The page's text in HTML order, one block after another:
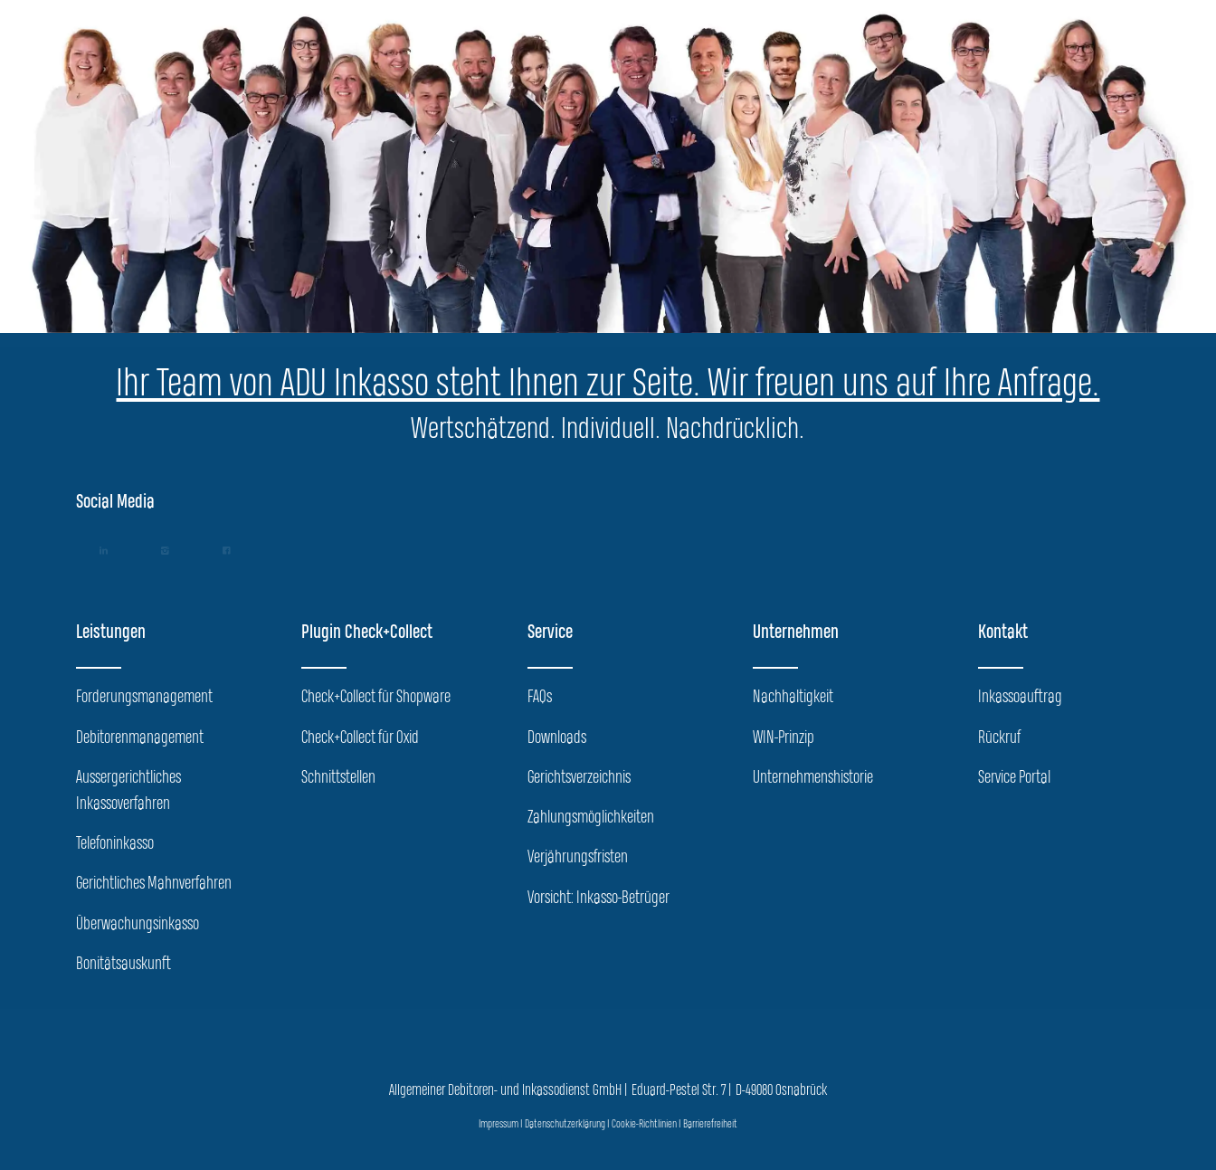
Ihr Team von ADU Inkasso steht Ihnen zur Seite. Wir freuen uns auf Ihre Anfrage.
Wertschätzend. Individuell. Nachdrücklich.
Social Media
Leistungen
Forderungsmanagement
Debitorenmanagement
Aussergerichtliches
Inkassoverfahren
Telefoninkasso
Gerichtliches Mahnverfahren
Überwachungsinkasso
Bonitätsauskunft
Plugin Check+Collect
Check+Collect für Shopware
Check+Collect für Oxid
Schnittstellen
Service
FAQs
Downloads
Gerichtsverzeichnis
Zahlungsmöglichkeiten
Verjährungsfristen
Vorsicht: Inkasso-Betrüger
Unternehmen
Nachhaltigkeit
WIN-Prinzip
Unternehmenshistorie
Kontakt
Inkassoauftrag
Rückruf
Service Portal
Allgemeiner Debitoren- und Inkassodienst GmbH | Eduard-Pestel Str. 7 | D-49080 Osnabrück
Impressum| Datenschutzerklärung| Cookie-Richtlinien| Barrierefreiheit